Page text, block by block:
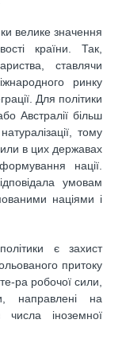
велике значення
країни. Так,
ставлячи
ринку
Для політики
Австралії більш
тому
в цих державах
нації.
умовам
націями і
є захист
притоку
ра робочої сили,
направлені на
числа іноземної